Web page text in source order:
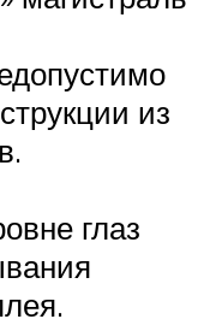
из
глаз